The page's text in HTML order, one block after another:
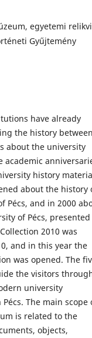
egyetemi
Gyűjtemény
have already
the history between
about the university
academic
history
about the history
Pécs, and in 2000
of Pécs,
2010 was
and in this year the
was opened. The
the visitors
university
The main scope
is related to the
objects,